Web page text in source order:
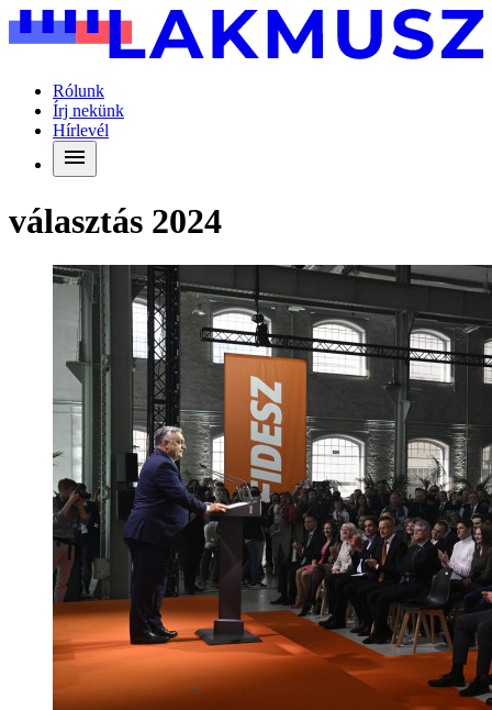
Rólunk
Írj nekünk
Hírlevél
választás 2024